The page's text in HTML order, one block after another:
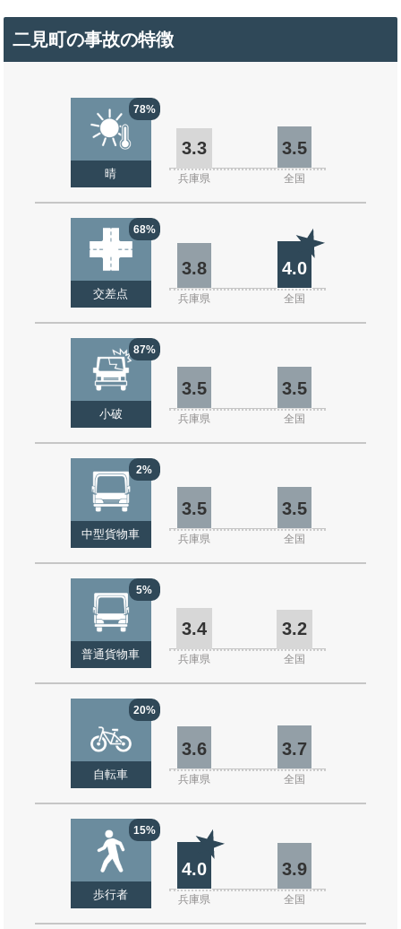
二見町の事故の特徴
78%
晴
3.3 3.5
兵庫県 全国
68%
交差点
3.8 4.0
兵庫県 全国
87%
小破
3.5 3.5
兵庫県 全国
2%
中型貨物車
3.5 3.5
兵庫県 全国
5%
普通貨物車
3.4 3.2
兵庫県 全国
20%
自転車
3.6 3.7
兵庫県 全国
15%
歩行者
4.0 3.9
兵庫県 全国